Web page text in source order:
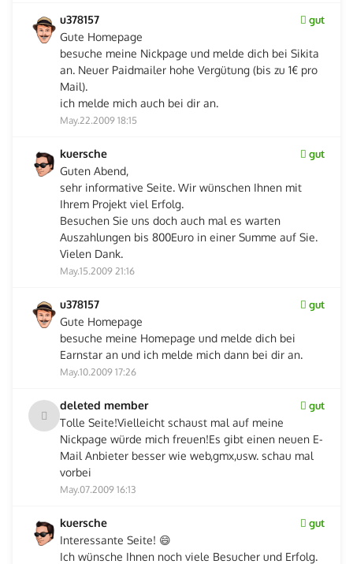
u378157 gut
Gute Homepage
besuche meine Nickpage und melde dich bei Sikita
an. Neuer Paidmailer hohe Vergütung (bis zu 1€ pro
Mail).
ich melde mich auch bei dir an.
May.22.2009 18:15
kuersche gut
Guten Abend,
sehr informative Seite. Wir wünschen Ihnen mit
Ihrem Projekt viel Erfolg.
Besuchen Sie uns doch auch mal es warten
Auszahlungen bis 800Euro in einer Summe auf Sie.
Vielen Dank.
May.15.2009 21:16
u378157 gut
Gute Homepage
besuche meine Homepage und melde dich bei
Earnstar an und ich melde mich dann bei dir an.
May.10.2009 17:26
deleted member gut
Tolle Seite!Vielleicht schaust mal auf meine
Nickpage würde mich freuen!Es gibt einen neuen E-
Mail Anbieter besser wie web,gmx,usw. schau mal
vorbei
May.07.2009 16:13
kuersche gut
Interessante Seite! 😄
Ich wünsche Ihnen noch viele Besucher und Erfolg.